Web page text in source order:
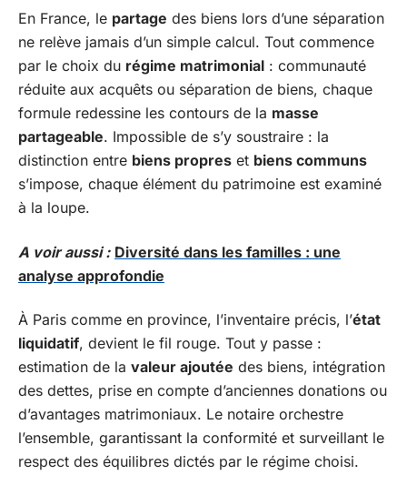
En France, le partage des biens lors d’une séparation
ne relève jamais d’un simple calcul. Tout commence
par le choix du régime matrimonial : communauté
réduite aux acquêts ou séparation de biens, chaque
formule redessine les contours de la masse
partageable. Impossible de s’y soustraire : la
distinction entre biens propres et biens communs
s’impose, chaque élément du patrimoine est examiné
à la loupe.
A voir aussi : Diversité dans les familles : une
analyse approfondie
À Paris comme en province, l’inventaire précis, l’état
liquidatif, devient le fil rouge. Tout y passe :
estimation de la valeur ajoutée des biens, intégration
des dettes, prise en compte d’anciennes donations ou
d’avantages matrimoniaux. Le notaire orchestre
l’ensemble, garantissant la conformité et surveillant le
respect des équilibres dictés par le régime choisi.